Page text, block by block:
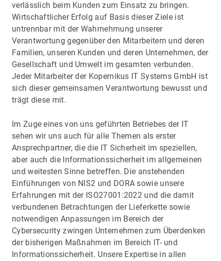
verlässlich beim Kunden zum Einsatz zu bringen.
Wirtschaftlicher Erfolg auf Basis dieser Ziele ist
untrennbar mit der Wahrnehmung unserer
Verantwortung gegenüber den Mitarbeitern und deren
Familien, unseren Kunden und deren Unternehmen, der
Gesellschaft und Umwelt im gesamten verbunden.
Jeder Mitarbeiter der Kopernikus IT Systems GmbH ist
sich dieser gemeinsamen Verantwortung bewusst und
trägt diese mit.
Im Zuge eines von uns geführten Betriebes der IT
sehen wir uns auch für alle Themen als erster
Ansprechpartner, die die IT Sicherheit im speziellen,
aber auch die Informationssicherheit im allgemeinen
und weitesten Sinne betreffen. Die anstehenden
Einführungen von NIS2 und DORA sowie unsere
Erfahrungen mit der ISO27001:2022 und die damit
verbundenen Betrachtungen der Lieferkette sowie
notwendigen Anpassungen im Bereich der
Cybersecurity zwingen Unternehmen zum Überdenken
der bisherigen Maßnahmen im Bereich IT- und
Informationssicherheit. Unsere Expertise in allen